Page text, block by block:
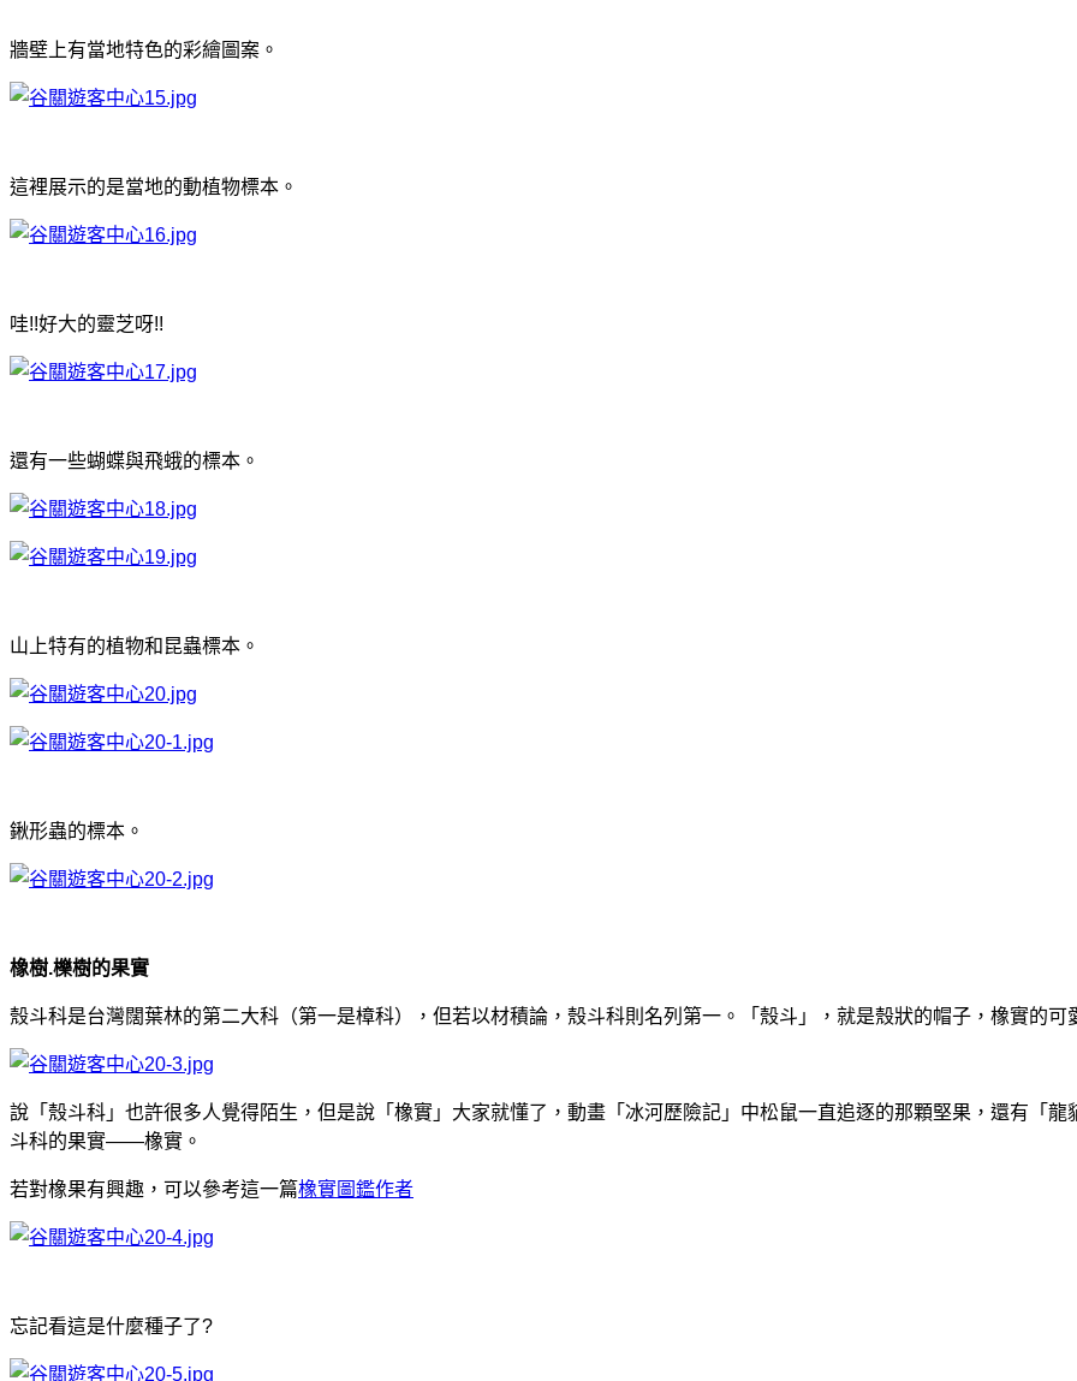
牆壁上有當地特色的彩繪圖案。
這裡展示的是當地的動植物標本。
哇!!好大的靈芝呀!!
還有一些蝴蝶與飛蛾的標本。
山上特有的植物和昆蟲標本。
鍬形蟲的標本。
橡樹.櫟樹的果實
殼斗科是台灣闊葉林的第二大科（第一是樟科），但若以材積論，殼斗科則名列第一。「殼斗」，就是殼狀的帽子，橡實的
說「殼斗科」也許很多人覺得陌生，但是說「橡實」大家就懂了，動畫「冰河歷險記」中松鼠一直追逐的那顆堅果，還有「
斗科的果實——橡實。
若對橡果有興趣，可以參考這一篇橡實圖鑑作者
忘記看這是什麼種子了?